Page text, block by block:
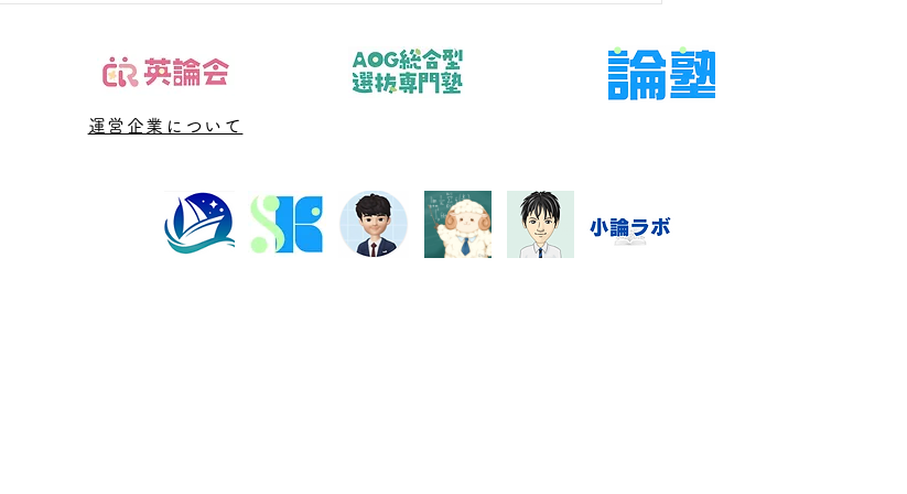
す」です。結論から言えば、問題
次に確認する日を決めることが大
言葉と実際の原因が一致していな
いことがあります。直近の答案、
完了報告を短く決める」です。結
論から言えば、問題や授業を増や
す前に、判断材料と次に確認する
原因が一致していないことがあり
ます。直近の答案、学校ワーク、
学習時間
運営企業について